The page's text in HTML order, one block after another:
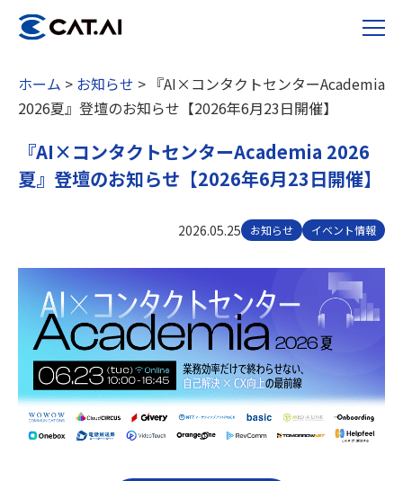
ホーム > お知らせ > 『AI×コンタクトセンターAcademia
2026夏』登壇のお知らせ【2026年6月23日開催】
『AI×コンタクトセンターAcademia 2026
夏』登壇のお知らせ【2026年6月23日開催】
2026.05.25 お知らせ イベント情報